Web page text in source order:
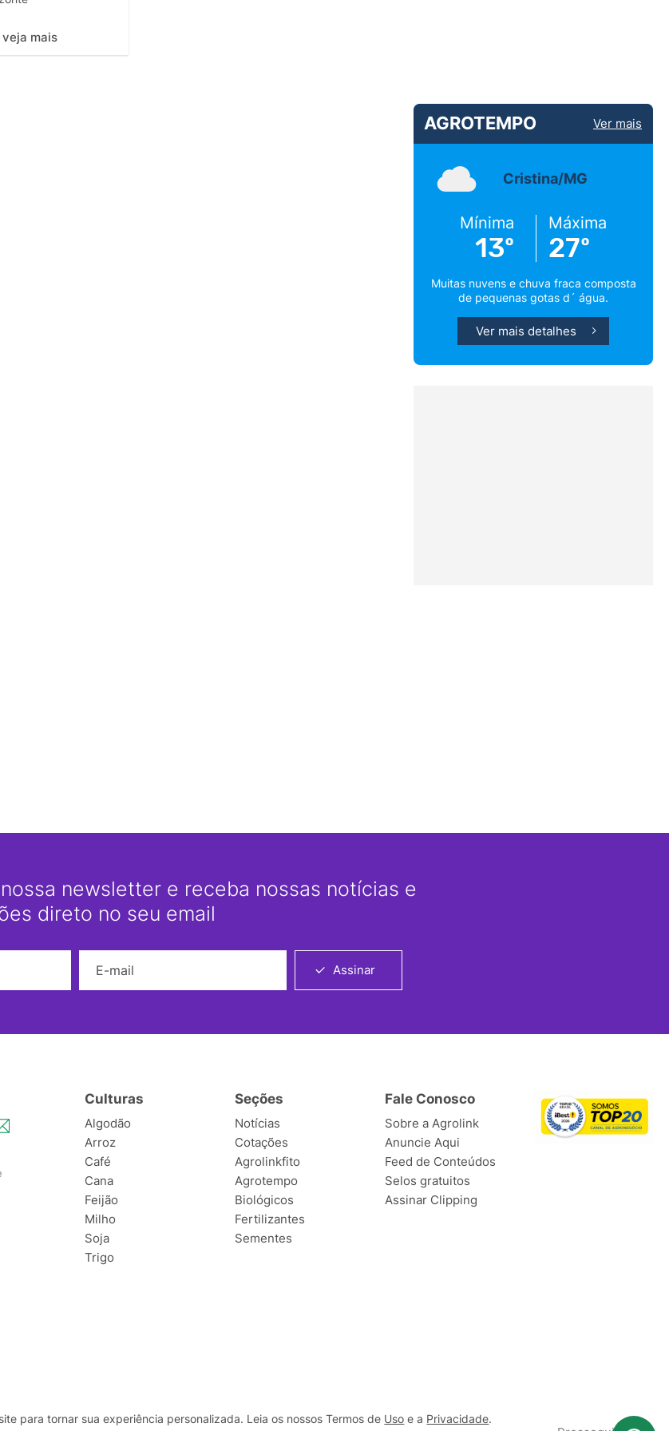
mais
AGROTEMPO Ver mais
Cristina/MG
Mínima
13º
Máxima
27º
Muitas nuvens e chuva fraca composta
de pequenas gotas d´ água.
Ver mais detalhes
newsletter e receba nossas notícias e
direto no seu email
Assinar
Culturas
Algodão
Arroz
Café
Cana
Feijão
Milho
Soja
Trigo
Seções
Notícias
Cotações
Agrolinkfito
Agrotempo
Biológicos
Fertilizantes
Sementes
Fale Conosco
Sobre a Agrolink
Anuncie Aqui
Feed de Conteúdos
Selos gratuitos
Assinar Clipping
para tornar sua experiência personalizada. Leia os nossos Termos de Uso e a Privacidade.